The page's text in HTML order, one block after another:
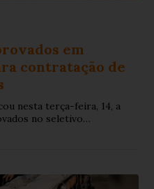
em
contratação de
nesta terça-feira, 14, a
no seletivo